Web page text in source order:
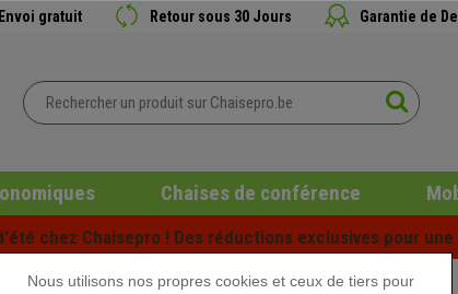
Envoi gratuit Retour sous 30 Jours Garantie de
Chaises de conférence
chez Chaisepro ! Des réductions exclusives pour
Nous utilisons nos propres cookies et ceux de tiers pour